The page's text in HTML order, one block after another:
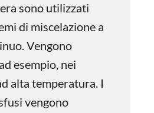
sono utilizzati
di miscelazione a
Vengono
esempio, nei
alta temperatura. I
vengono